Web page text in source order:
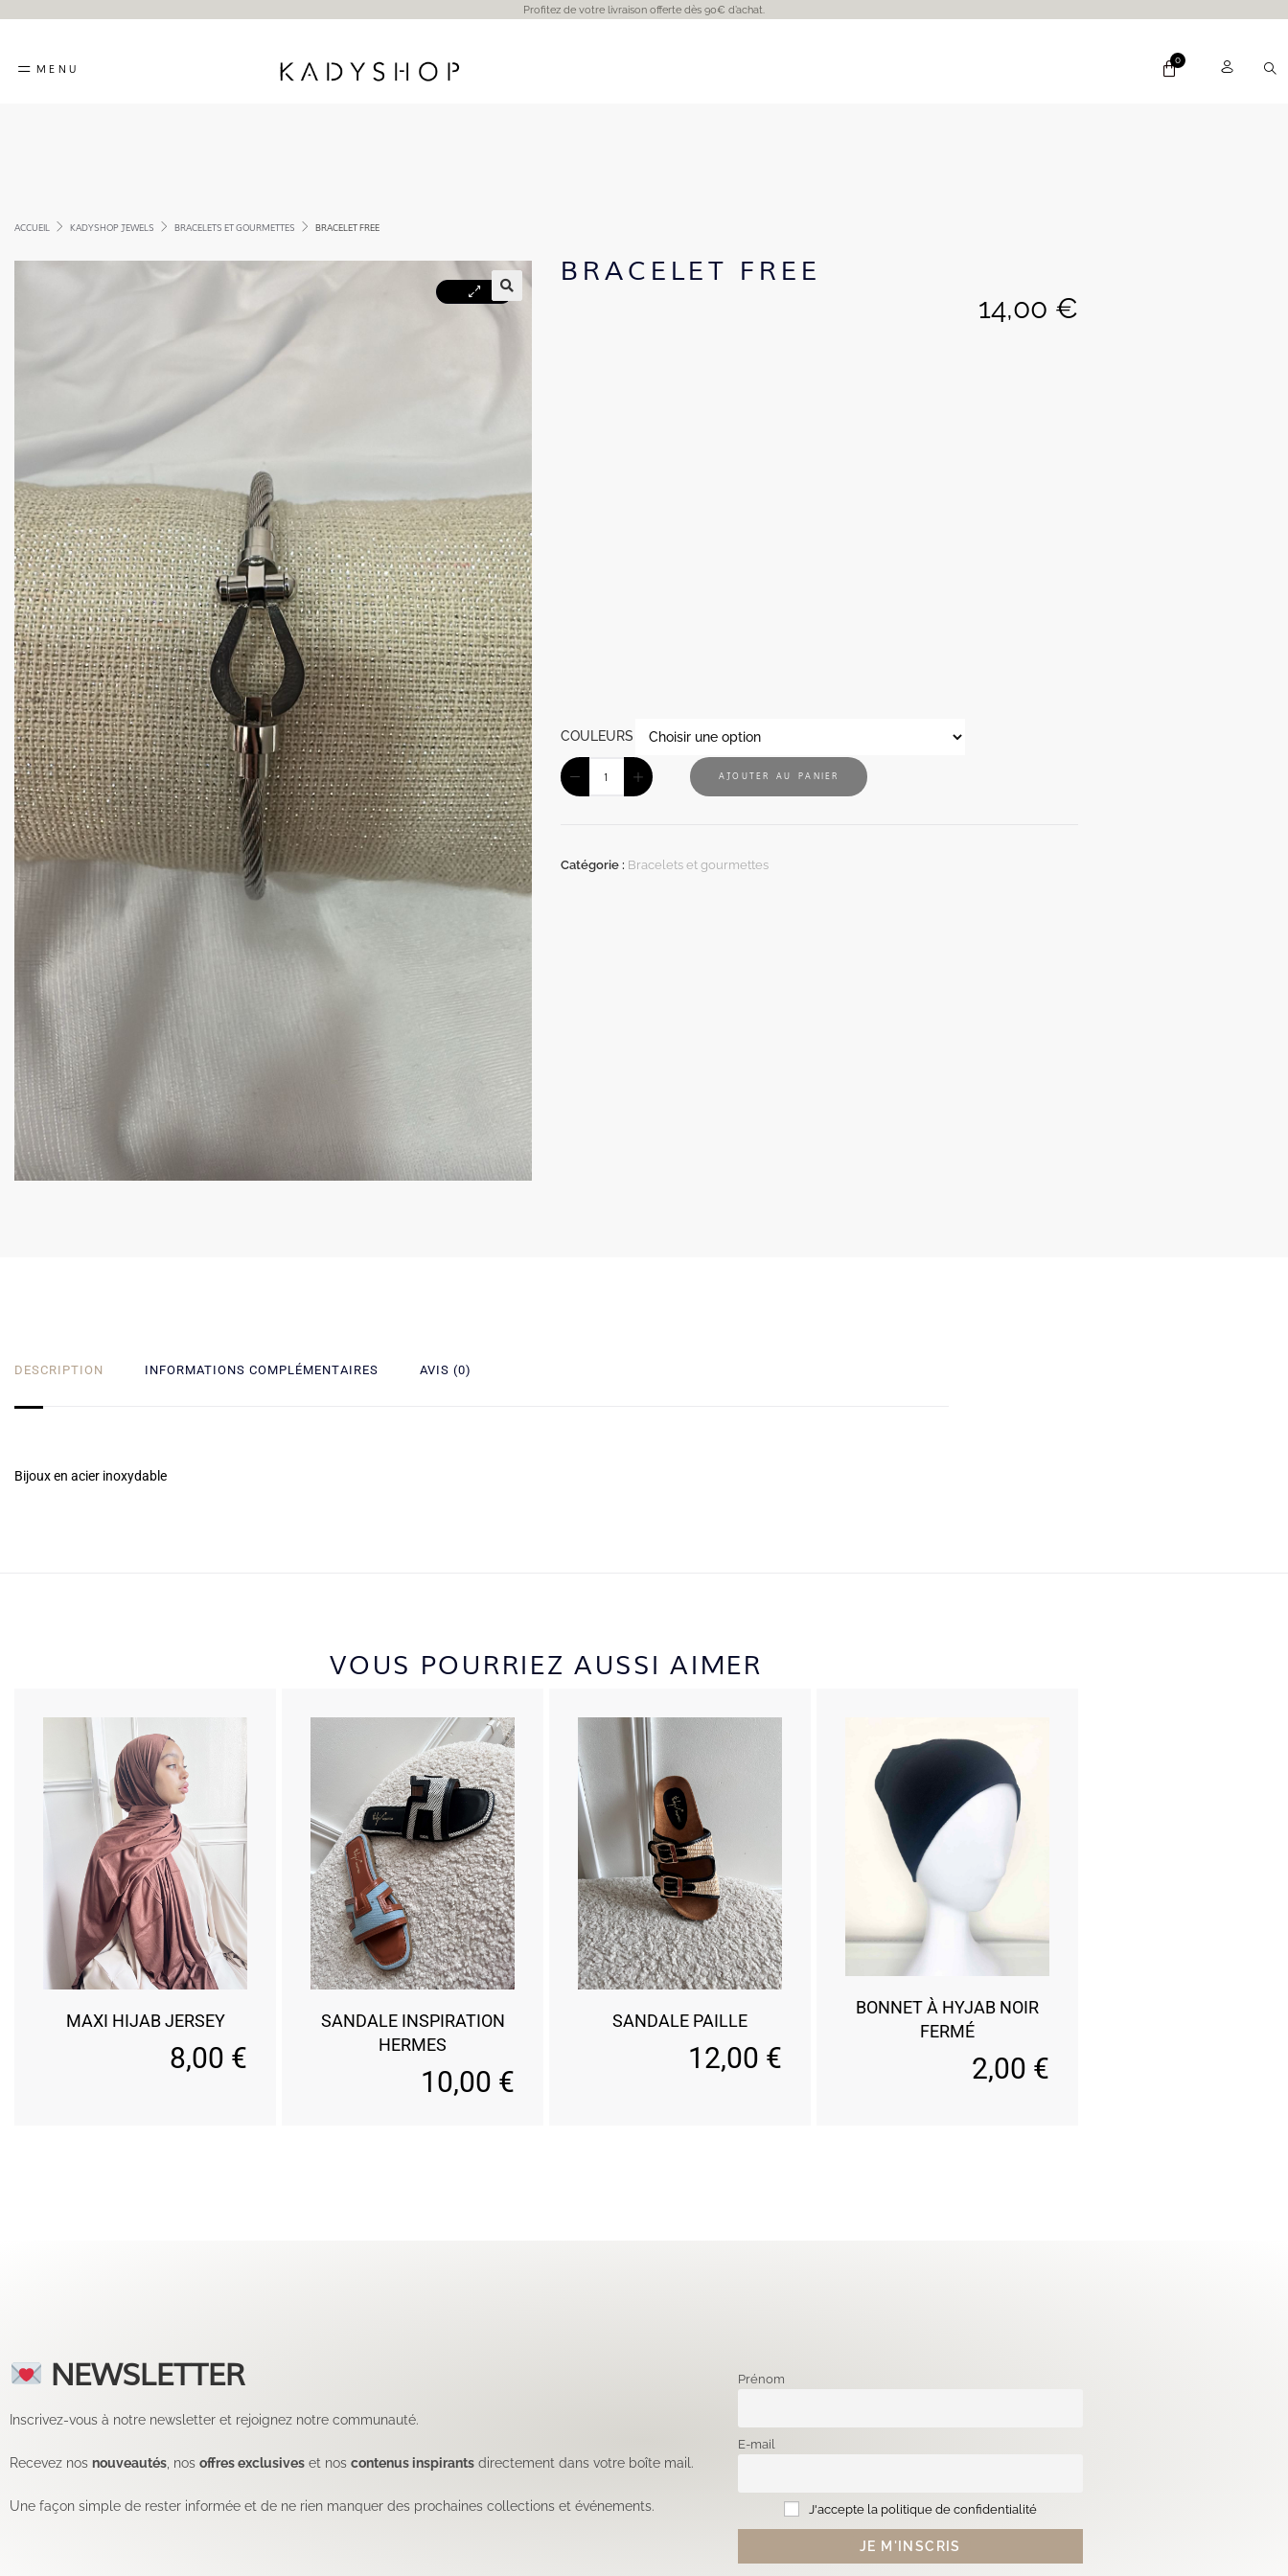
Profitez de votre livraison offerte dès 90€ d’achat.
MENU
ACCUEIL KADYSHOP JEWELS BRACELETS ET GOURMETTES BRACELET FREE
BRACELET FREE
14,00 €
COULEURS
AJOUTER AU PANIER
Catégorie : Bracelets et gourmettes
DESCRIPTION INFORMATIONS COMPLÉMENTAIRES AVIS (0)
Bijoux en acier inoxydable
VOUS POURRIEZ AUSSI AIMER
MAXI HIJAB JERSEY
8,00 €
SANDALE INSPIRATION
HERMES
10,00 €
SANDALE PAILLE
12,00 €
BONNET À HYJAB NOIR
FERMÉ
2,00 €
NEWSLETTER
Inscrivez-vous à notre newsletter et rejoignez notre communauté.
Recevez nos nouveautés , nos offres exclusives et nos contenus inspirants directement dans votre boîte mail.
Une façon simple de rester informée et de ne rien manquer des prochaines collections et événements.
Prénom
E-mail
J'accepte la politique de confidentialité